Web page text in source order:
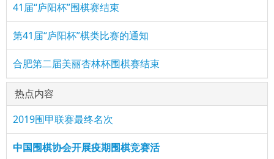
41届“庐阳杯”围棋赛结束
第41届“庐阳杯”棋类比赛的通知
合肥第二届美丽杏林杯围棋赛结束
热点内容
2019围甲联赛最终名次
中国围棋协会开展疫期围棋竞赛活